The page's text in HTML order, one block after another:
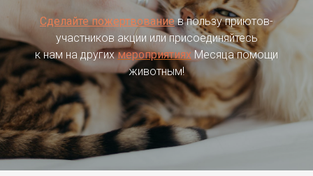
Сделайте пожертвованиев пользу приютов-
участников акции или присоединяйтесь
к нам на другихмероприятияхМесяца помощи
животным!